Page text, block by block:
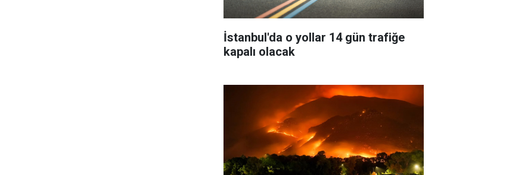
İstanbul'da o yollar 14 gün trafiğe
kapalı olacak